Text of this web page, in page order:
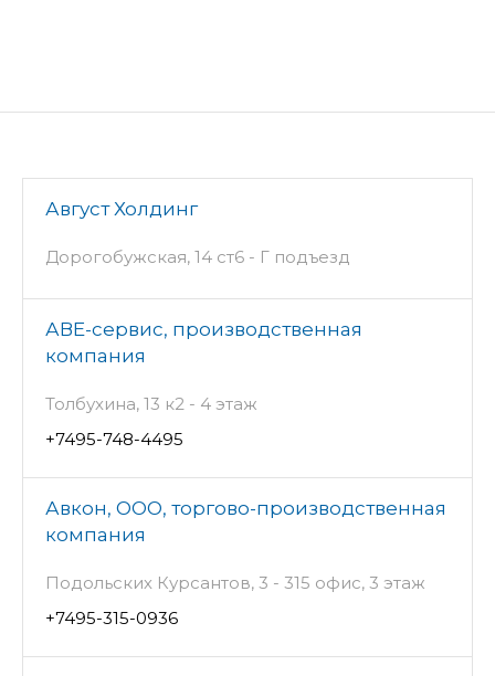
Август Холдинг
Дорогобужская, 14 ст6 - Г подъезд
АВЕ-сервис, производственная
компания
Толбухина, 13 к2 - 4 этаж
+7495-748-4495
Авкон, ООО, торгово-производственная
компания
Подольских Курсантов, 3 - 315 офис, 3 этаж
+7495-315-0936